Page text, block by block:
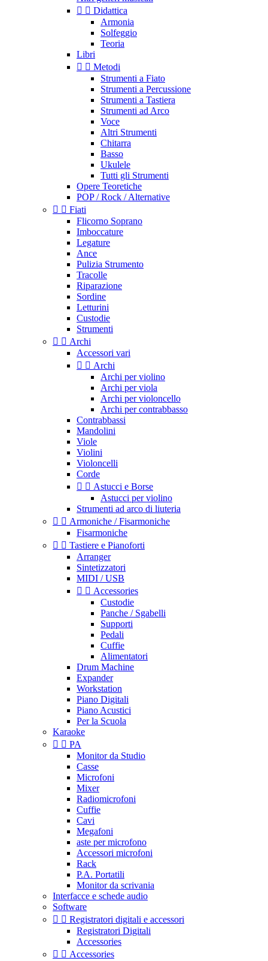
  Didattica
Armonia
Solfeggio
Teoria
Libri
  Metodi
Strumenti a Fiato
Strumenti a Percussione
Strumenti a Tastiera
Strumenti ad Arco
Voce
Altri Strumenti
Chitarra
Basso
Ukulele
Tutti gli Strumenti
Opere Teoretiche
POP / Rock / Alternative
  Fiati
Flicorno Soprano
Imboccature
Legature
Ance
Pulizia Strumento
Tracolle
Riparazione
Sordine
Letturini
Custodie
Strumenti
  Archi
Accessori vari
  Archi
Archi per violino
Archi per viola
Archi per violoncello
Archi per contrabbasso
Contrabbassi
Mandolini
Viole
Violini
Violoncelli
Corde
  Astucci e Borse
Astucci per violino
Strumenti ad arco di liuteria
  Armoniche / Fisarmoniche
Fisarmoniche
  Tastiere e Pianoforti
Arranger
Sintetizzatori
MIDI / USB
  Accessories
Custodie
Panche / Sgabelli
Supporti
Pedali
Cuffie
Alimentatori
Drum Machine
Expander
Workstation
Piano Digitali
Piano Acustici
Per la Scuola
Karaoke
  PA
Monitor da Studio
Casse
Microfoni
Mixer
Radiomicrofoni
Cuffie
Cavi
Megafoni
aste per microfono
Accessori microfoni
Rack
P.A. Portatili
Monitor da scrivania
Interfacce e schede audio
Software
  Registratori digitali e accessori
Registratori Digitali
Accessories
  Accessories